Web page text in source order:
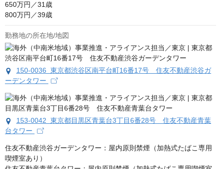
650万円／31歳
800万円／39歳
勤務地の所在地/地図
150-0036 東京都渋谷区南平台町16番17号 住友不動産渋谷ガ
ーデンタワー
153-0042 東京都目黒区青葉台3丁目6番28号 住友不動産青葉
台タワー
住友不動産渋谷ガーデンタワー：屋内原則禁煙（加熱式たばこ専用
喫煙室あり）